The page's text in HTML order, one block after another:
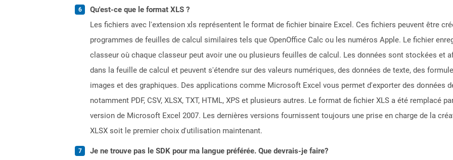
Qu'est-ce que le format XLS ?
Les fichiers avec l'extension xls représentent le format de fichier binaire Excel. Ces fichiers peuvent être
programmes de feuilles de calcul similaires tels que OpenOffice Calc ou les numéros Apple. Le fichier
classeur où chaque classeur peut avoir une ou plusieurs feuilles de calcul. Les données sont stockées et
dans la feuille de calcul et peuvent s'étendre sur des valeurs numériques, des données de texte, des
images et des graphiques. Des applications comme Microsoft Excel vous permet d'exporter des données
notamment PDF, CSV, XLSX, TXT, HTML, XPS et plusieurs autres. Le format de fichier XLS a été remplacé
version de Microsoft Excel 2007. Les dernières versions fournissent toujours une prise en charge de la
XLSX soit le premier choix d'utilisation maintenant.
Je ne trouve pas le SDK pour ma langue préférée. Que devrais-je faire?